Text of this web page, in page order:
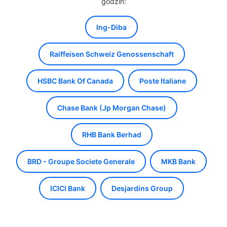
Ing-Diba
Raiffeisen Schweiz Genossenschaft
HSBC Bank Of Canada Poste Italiane
Chase Bank (Jp Morgan Chase)
RHB Bank Berhad
BRD - Groupe Societe Generale MKB Bank
ICICI Bank Desjardins Group